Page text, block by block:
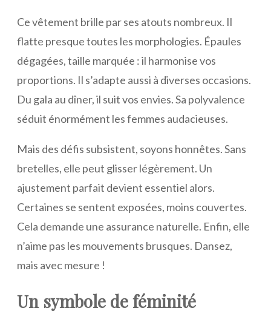
Ce vêtement brille par ses atouts nombreux. Il
flatte presque toutes les morphologies. Épaules
dégagées, taille marquée : il harmonise vos
proportions. Il s’adapte aussi à diverses occasions.
Du gala au dîner, il suit vos envies. Sa polyvalence
séduit énormément les femmes audacieuses.
Mais des défis subsistent, soyons honnêtes. Sans
bretelles, elle peut glisser légèrement. Un
ajustement parfait devient essentiel alors.
Certaines se sentent exposées, moins couvertes.
Cela demande une assurance naturelle. Enfin, elle
n’aime pas les mouvements brusques. Dansez,
mais avec mesure !
Un symbole de féminité